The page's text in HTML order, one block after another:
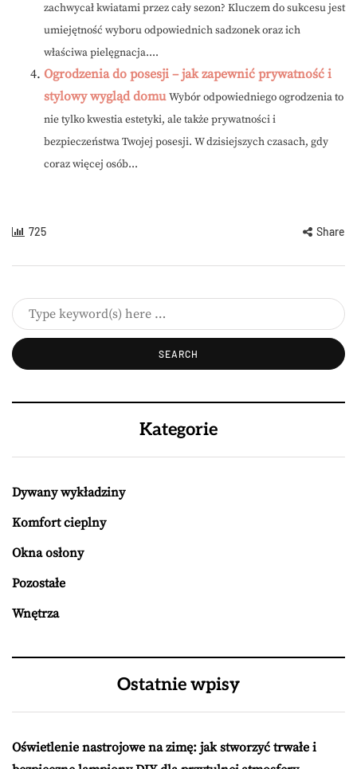
zachwycał kwiatami przez cały sezon? Kluczem do sukcesu jest
umiejętność wyboru odpowiednich sadzonek oraz ich
właściwa pielęgnacja....
Ogrodzenia do posesji – jak zapewnić prywatność i
stylowy wygląd domu Wybór odpowiedniego ogrodzenia to
nie tylko kwestia estetyki, ale także prywatności i
bezpieczeństwa Twojej posesji. W dzisiejszych czasach, gdy
coraz więcej osób...
725 Share
Kategorie
Dywany wykładziny
Komfort cieplny
Okna osłony
Pozostałe
Wnętrza
Ostatnie wpisy
Oświetlenie nastrojowe na zimę: jak stworzyć trwałe i